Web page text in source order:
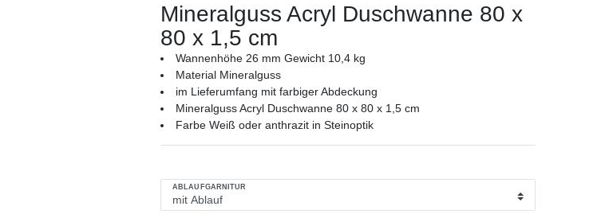
Mineralguss Acryl Duschwanne 80 x
80 x 1,5 cm
Wannenhöhe 26 mm Gewicht 10,4 kg
Material Mineralguss
im Lieferumfang mit farbiger Abdeckung
Mineralguss Acryl Duschwanne 80 x 80 x 1,5 cm
Farbe Weiß oder anthrazit in Steinoptik
ABLAUFGARNITUR